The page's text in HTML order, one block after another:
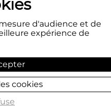
sur de la porcelaine et
02/2018parA.A.
d'audience et de
expérience de
cookies